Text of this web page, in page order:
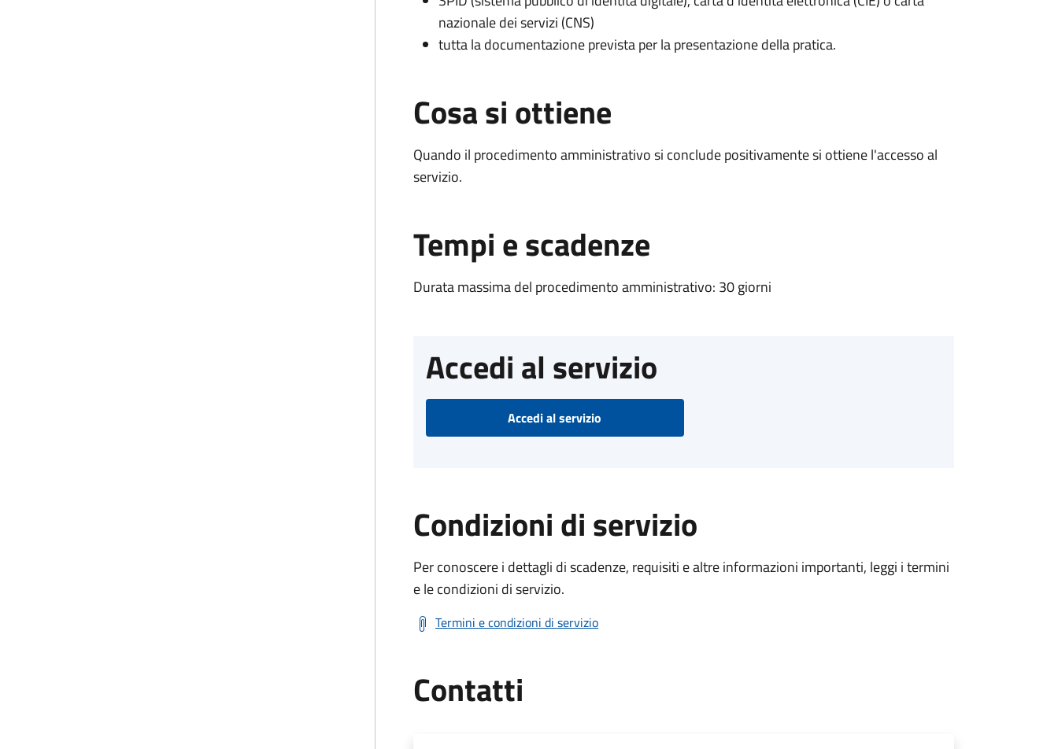
nazionale dei servizi (CNS)
tutta la documentazione prevista per la presentazione della pratica.
Cosa si ottiene
Quando il procedimento amministrativo si conclude positivamente si ottiene l'accesso al
servizio.
Tempi e scadenze
Durata massima del procedimento amministrativo: 30 giorni
Accedi al servizio
Accedi al servizio
Condizioni di servizio
Per conoscere i dettagli di scadenze, requisiti e altre informazioni importanti, leggi i termini
e le condizioni di servizio.
Termini e condizioni di servizio
Contatti